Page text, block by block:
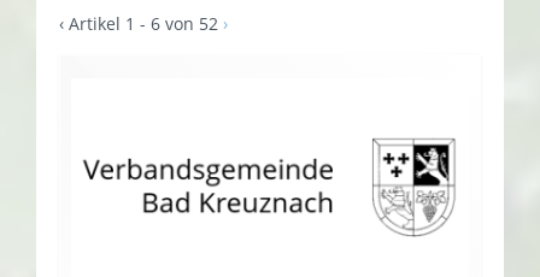
‹ Artikel 1 - 6 von 52 ›